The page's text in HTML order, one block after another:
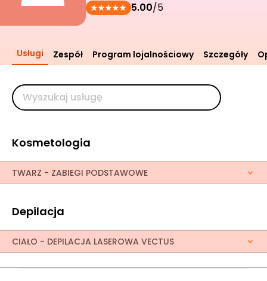
5.00/5
Usługi Zespół Program lojalnościowy Szczegóły
Kosmetologia
TWARZ - ZABIEGI PODSTAWOWE
Depilacja
CIAŁO - DEPILACJA LASEROWA VECTUS